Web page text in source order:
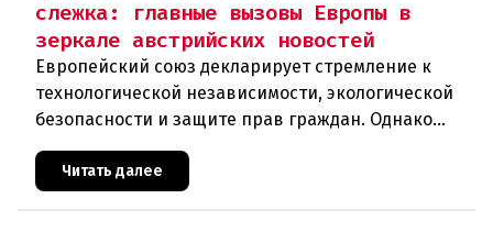
слежка: главные вызовы Европы в
зеркале австрийских новостей
Европейский союз декларирует стремление к
технологической независимости, экологической
безопасности и защите прав граждан. Однако
последние события в Австрии и решение
Брюсселя показывают: реальная п
Читать далее